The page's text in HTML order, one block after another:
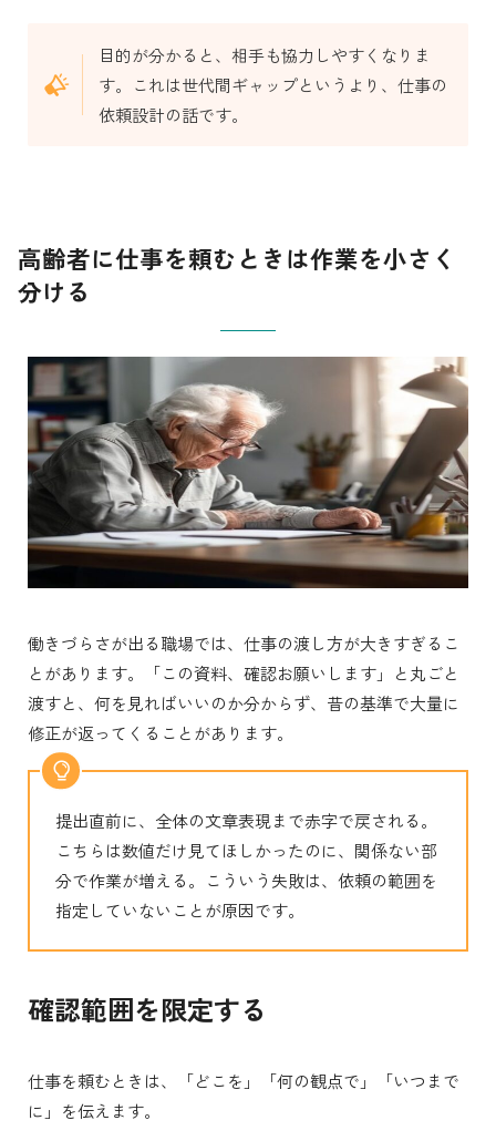
目的が分かると、相手も協力しやすくなりま
す。これは世代間ギャップというより、仕事の
依頼設計の話です。
高齢者に仕事を頼むときは作業を小さく
分ける
働きづらさが出る職場では、仕事の渡し方が大きすぎるこ
とがあります。「この資料、確認お願いします」と丸ごと
渡すと、何を見ればいいのか分からず、昔の基準で大量に
修正が返ってくることがあります。
提出直前に、全体の文章表現まで赤字で戻される。
こちらは数値だけ見てほしかったのに、関係ない部
分で作業が増える。こういう失敗は、依頼の範囲を
指定していないことが原因です。
確認範囲を限定する
仕事を頼むときは、「どこを」「何の観点で」「いつまで
に」を伝えます。